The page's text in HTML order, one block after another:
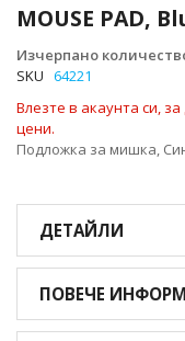
MOUSE PAD,
Изчерпано
SKU 64221
Влезте в акаунта си,
цени.
Подложка за мишка,
към
началото
на
галерия
снимки
ДЕТАЙЛИ
ПОВЕЧЕ